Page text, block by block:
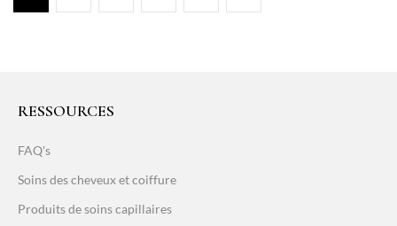
RESSOURCES
FAQ's
Soins des cheveux et coiffure
Produits de soins capillaires